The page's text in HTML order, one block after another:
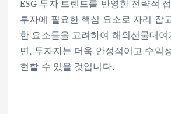
ESG 투자 트렌드를 반영한 전략적
투자에 필요한 핵심 요소로 자리 잡
한 요소들을 고려하여 해외선물대
면, 투자자는 더욱 안정적이고 수익
현할 수 있을 것입니다.